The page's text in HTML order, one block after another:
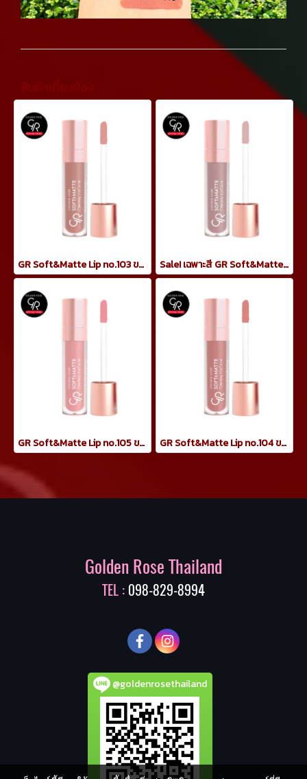
สินค้าเกี่ยวข้อง
GR Soft&Matte Lip no.103 ขนาด 5.5ml Sale! เฉพาะสี GR Soft&Matte Lip no.101 ขนาด 5.5ml
GR Soft&Matte Lip no.105 ขนาด 5.5ml GR Soft&Matte Lip no.104 ขนาด 5.5ml
Golden Rose Thailand
TEL : 098-829-8994
@goldenrosethailand